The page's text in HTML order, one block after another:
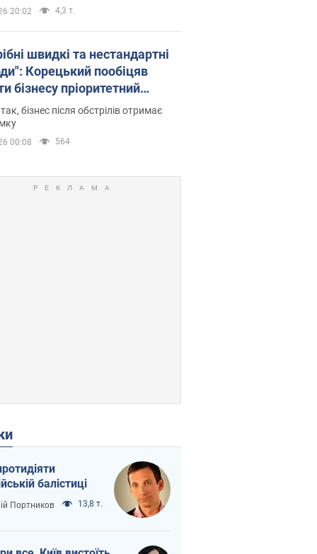
20:02 4,3 т.
швидкі та нестандартні
Корецький пообіцяв
бізнесу пріоритетний
до наявних складських
бізнес після обстрілів отримає
00:08 564
балістиці
Портников 13,8 т.